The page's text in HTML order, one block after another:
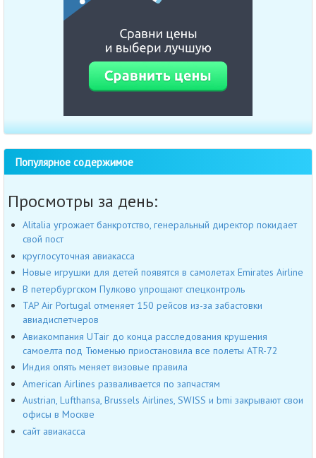
Популярное содержимое
Просмотры за день:
Alitalia угрожает банкротство, генеральный директор покидает
свой пост
круглосуточная авиакасса
Новые игрушки для детей появятся в самолетах Emirates Airline
В петербургском Пулково упрощают спецконтроль
TAP Air Portugal отменяет 150 рейсов из-за забастовки
авиадиспетчеров
Авиакомпания UTair до конца расследования крушения
самоелта под Тюменью приостановила все полеты ATR-72
Индия опять меняет визовые правила
American Airlines разваливается по запчастям
Austrian, Lufthansa, Brussels Airlines, SWISS и bmi закрывают свои
офисы в Москве
сайт авиакасса